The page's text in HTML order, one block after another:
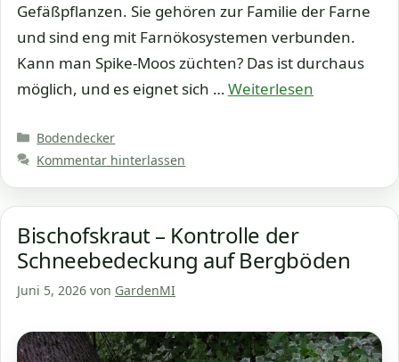
Gefäßpflanzen. Sie gehören zur Familie der Farne
und sind eng mit Farnökosystemen verbunden.
Kann man Spike-Moos züchten? Das ist durchaus
möglich, und es eignet sich …Weiterlesen
Kategorien
Bodendecker
Kommentar hinterlassen
Bischofskraut – Kontrolle der
Schneebedeckung auf Bergböden
Juni 5, 2026 von GardenMI